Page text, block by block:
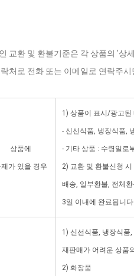
교환 및 환불기준은 각 상품의 '상
처로 전화 또는 이메일로 연락주
상품에
제가 있을 경우
1) 상품이 표시/광고된
- 신선식품, 냉장식품,
- 기타 상품 : 수령일로
2) 교환 및 환불신청
배송, 일부환불, 전체
3일 이내에 완료됩니
1) 신선식품, 냉장식품
재판매가 어려운 상품
2) 화장품